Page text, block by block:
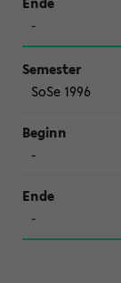
-
SoSe 1996
-
-